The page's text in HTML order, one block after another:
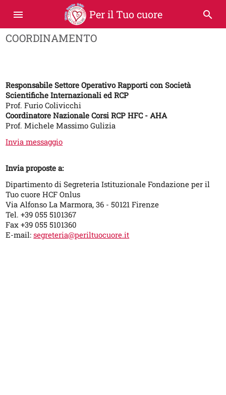
menu Per il Tuo cuore search
COORDINAMENTO
Responsabile Settore Operativo Rapporti con Società
Scientifiche Internazionali ed RCP
Prof. Furio Colivicchi
Coordinatore Nazionale Corsi RCP HFC - AHA
Prof. Michele Massimo Gulizia
Invia messaggio
Invia proposte a:
Dipartimento di Segreteria Istituzionale Fondazione per il
Tuo cuore HCF Onlus
Via Alfonso La Marmora, 36 - 50121 Firenze
Tel. +39 055 5101367
Fax +39 055 5101360
E-mail:segreteria@periltuocuore.it